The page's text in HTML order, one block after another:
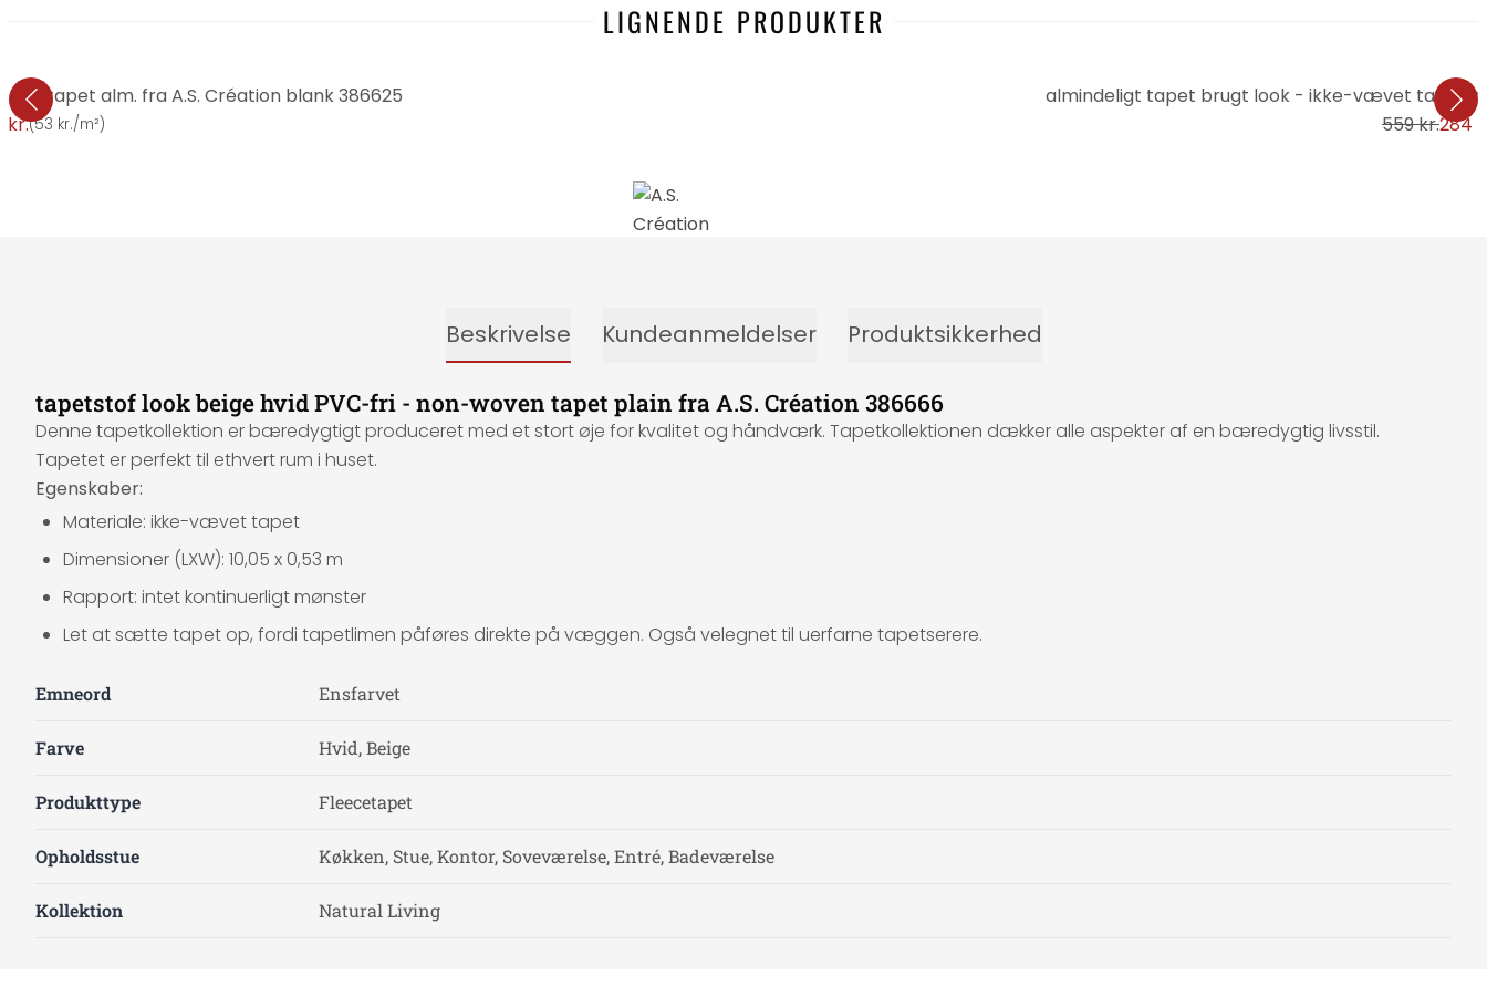
LIGNENDE PRODUKTER
tapet alm. fra A.S. Création blank 386625
kr.(53 kr./m²)
almindeligt tapet brugt look - ikke-vævet tapet
559 kr.284
Beskrivelse Kundeanmeldelser Produktsikkerhed
tapetstof look beige hvid PVC-fri - non-woven tapet plain fra A.S. Création 386666
Denne tapetkollektion er bæredygtigt produceret med et stort øje for kvalitet og håndværk. Tapetkollektionen dækker alle aspekter af en bæredygtig livsstil.
Tapetet er perfekt til ethvert rum i huset.
Egenskaber:
Materiale: ikke-vævet tapet
Dimensioner (LXW): 10,05 x 0,53 m
Rapport: intet kontinuerligt mønster
Let at sætte tapet op, fordi tapetlimen påføres direkte på væggen. Også velegnet til uerfarne tapetserere.
Emneord Ensfarvet
Farve Hvid, Beige
Produkttype Fleecetapet
Opholdsstue Køkken, Stue, Kontor, Soveværelse, Entré, Badeværelse
Kollektion Natural Living